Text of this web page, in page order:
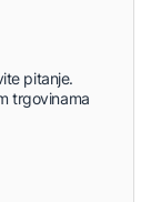
pitanje.
trgovinama